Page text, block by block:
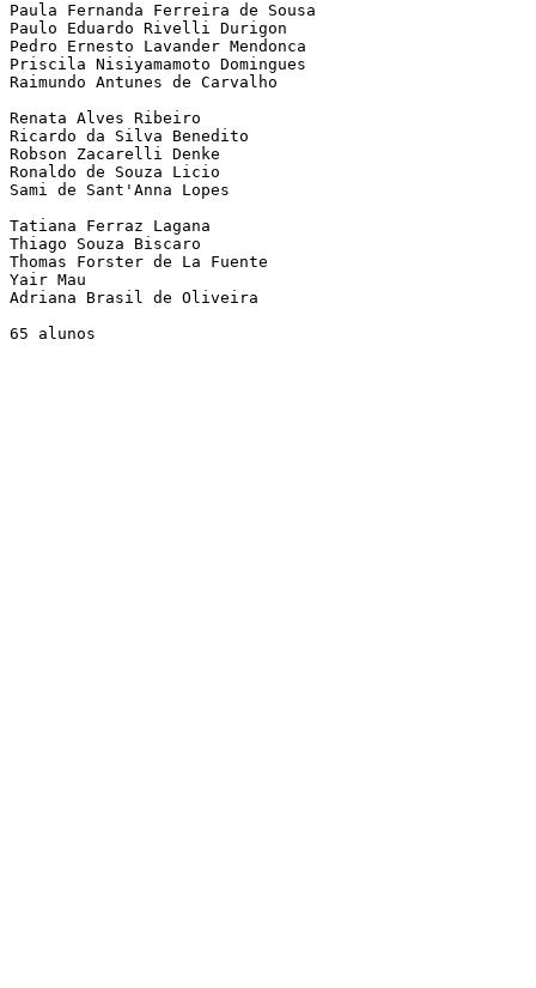
Paula Fernanda Ferreira de Sousa
Paulo Eduardo Rivelli Durigon
Pedro Ernesto Lavander Mendonca
Priscila Nisiyamamoto Domingues
Raimundo Antunes de Carvalho
Renata Alves Ribeiro
Ricardo da Silva Benedito
Robson Zacarelli Denke
Ronaldo de Souza Licio
Sami de Sant'Anna Lopes
Tatiana Ferraz Lagana
Thiago Souza Biscaro
Thomas Forster de La Fuente
Yair Mau
Adriana Brasil de Oliveira